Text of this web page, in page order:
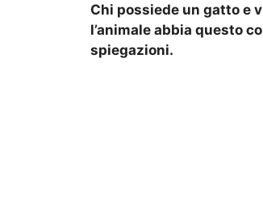
Chi possiede un gatto e
l’animale abbia questo
spiegazioni.